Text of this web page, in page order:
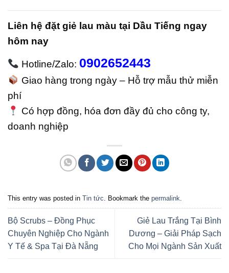
Liên hệ đặt giẻ lau màu tại Dầu Tiếng ngay
hôm nay
Hotline/Zalo: 0902652443
Giao hàng trong ngày – Hỗ trợ mẫu thử miễn
phí
Có hợp đồng, hóa đơn đầy đủ cho công ty,
doanh nghiệp
This entry was posted in Tin tức. Bookmark the permalink.
Bộ Scrubs – Đồng Phục
Chuyên Nghiệp Cho Ngành
Y Tế & Spa Tại Đà Nẵng
Giẻ Lau Trắng Tại Bình
Dương – Giải Pháp Sạch
Cho Mọi Ngành Sản Xuất